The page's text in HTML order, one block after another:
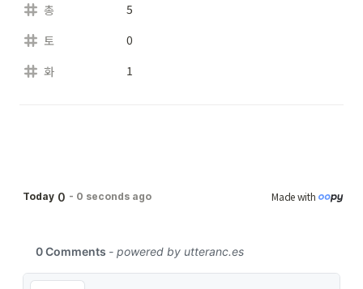
총
5
토
0
화
1
Today 0 - 0 seconds ago Made with